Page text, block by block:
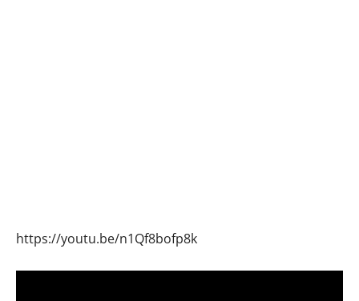
https://youtu.be/n1Qf8bofp8k